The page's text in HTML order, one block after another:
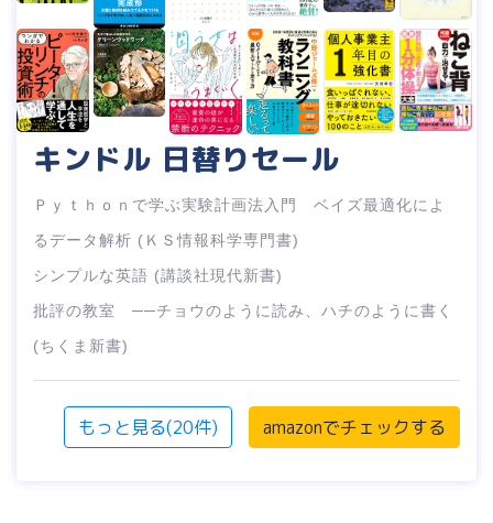
キンドル 日替りセール
Ｐｙｔｈｏｎで学ぶ実験計画法入門 ベイズ最適化によ
るデータ解析 (ＫＳ情報科学専門書)
シンプルな英語 (講談社現代新書)
批評の教室 ──チョウのように読み、ハチのように書く
(ちくま新書)
もっと見る(20件) amazonでチェックする